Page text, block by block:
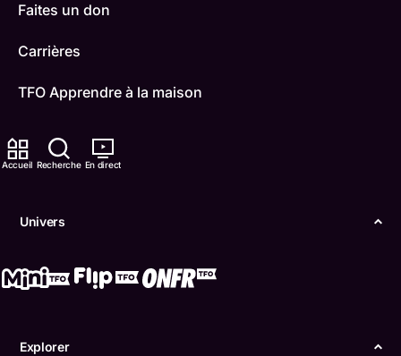
Accueil Recherche En direct
Univers
Explorer
Faites un don
Carrières
TFO Apprendre à la maison
Comment nous capter
ONFR
Conditions d'utilisation